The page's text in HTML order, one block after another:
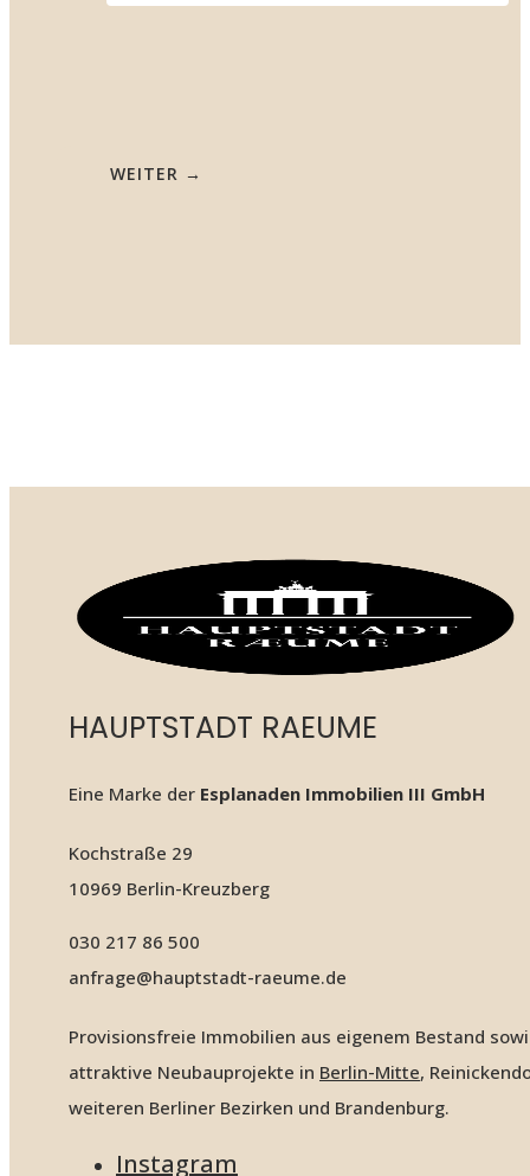
WEITER →
HAUPTSTADT RAEUME
Eine Marke der Esplanaden Immobilien III GmbH
Kochstraße 29
10969 Berlin-Kreuzberg
030 217 86 500
anfrage@hauptstadt-raeume.de
Provisionsfreie Immobilien aus eigenem Bestand
attraktive Neubauprojekte in Berlin-Mitte,
weiteren Berliner Bezirken und Brandenburg.
Instagram